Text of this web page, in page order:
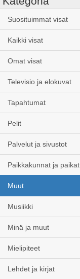
Suosituimmat visat
Kaikki visat
Omat visat
Televisio ja elokuvat
Tapahtumat
Pelit
Palvelut ja sivustot
Paikkakunnat ja paikat
Muut
Musiikki
Minä ja muut
Mielipiteet
Lehdet ja kirjat